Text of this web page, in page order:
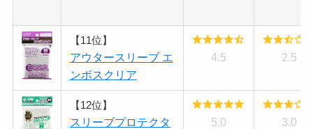
【11位】
アウタースリーブ エ
ンボスクリア
4.5 2.5
【12位】
スリーブプロテクタ
5.0 3.0